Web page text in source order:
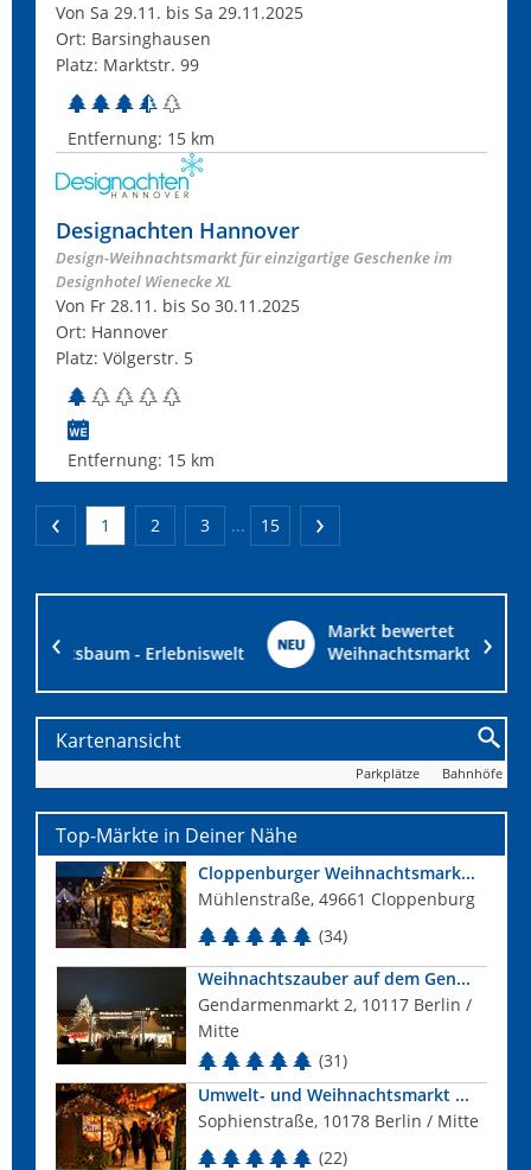
Von Sa 29.11. bis Sa 29.11.2025
Ort: Barsinghausen
Platz: Marktstr. 99
Entfernung: 15 km
Designachten Hannover
Design-Weihnachtsmarkt für einzigartige Geschenke im
Designhotel Wienecke XL
Von Fr 28.11. bis So 30.11.2025
Ort: Hannover
Platz: Völgerstr. 5
Entfernung: 15 km
1 2 3 ... 15
Weihnachtsmarkt am 1. Advent in Babenhausen
Kartenansicht
Bahnhöfe
Parkplätze
Top-Märkte in Deiner Nähe
Cloppenburger Weihnachtsmark...
Mühlenstraße, 49661 Cloppenburg
(34)
Weihnachtszauber auf dem Gen...
Gendarmenmarkt 2, 10117 Berlin /
Mitte
(31)
Umwelt- und Weihnachtsmarkt ...
Sophienstraße, 10178 Berlin / Mitte
(22)